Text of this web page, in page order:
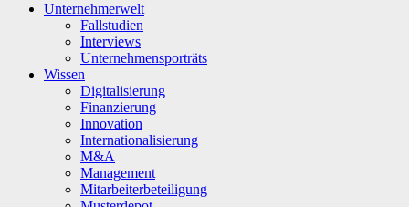
Unternehmerwelt
Fallstudien
Interviews
Unternehmensporträts
Wissen
Digitalisierung
Finanzierung
Innovation
Internationalisierung
M&A
Management
Mitarbeiterbeteiligung